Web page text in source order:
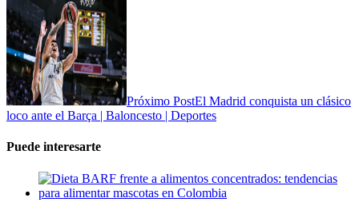
Próximo PostEl Madrid conquista un clásico
loco ante el Barça | Baloncesto | Deportes
Puede interesarte